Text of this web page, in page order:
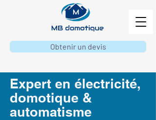
Obtenir un devis
Expert en électricité,
domotique &
automatisme